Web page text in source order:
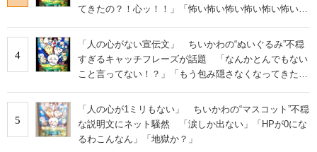
てきたの？！心ッ！！」「怖い怖い怖い怖い怖い怖い怖
4
「人の心がない宣伝文」 ちいかわの“ぬいぐるみ”不穏
すぎるキャッチフレーズが話題 「なんかとんでもない
こと言ってない！？」「もう包み隠さなくなってきた
5
「人の心が1ミリもない」 ちいかわの“マスコット”不穏
な説明文にネット騒然 「涙しか出ない」「HPが0にな
るわこんなん」「地獄か？」